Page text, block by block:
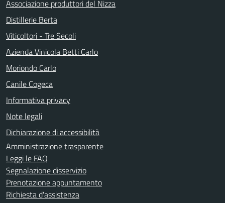
Associazione produttori del Nizza
Distillerie Berta
Viticoltori - Tre Secoli
Azienda Vinicola Betti Carlo
Moriondo Carlo
Canile Cogeca
Informativa privacy
Note legali
Dichiarazione di accessibilità
Amministrazione trasparente
Leggi le FAQ
Segnalazione disservizio
Prenotazione appuntamento
Richiesta d'assistenza